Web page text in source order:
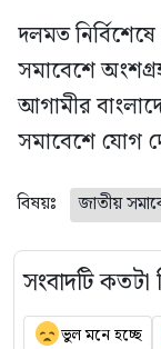
দলমত
সমাবেশে
আগামীর
সমাবেশে যোগ
বিষয়ঃ জাতীয়
সংবাদটি
ভুল মনে হচ্ছে